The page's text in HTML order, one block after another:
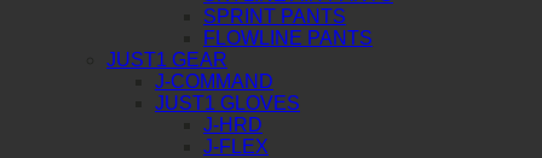
SPRINT PANTS
FLOWLINE PANTS
JUST1 GEAR
J-COMMAND
JUST1 GLOVES
J-HRD
J-FLEX